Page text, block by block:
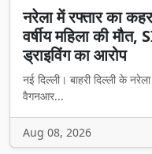
नरेला में रफ्तार का
वर्षीय महिला की मौत,
ड्राइविंग का आरोप
नई दिल्ली। बाहरी दिल्ली के
वैगनआर...
Aug 08, 2026